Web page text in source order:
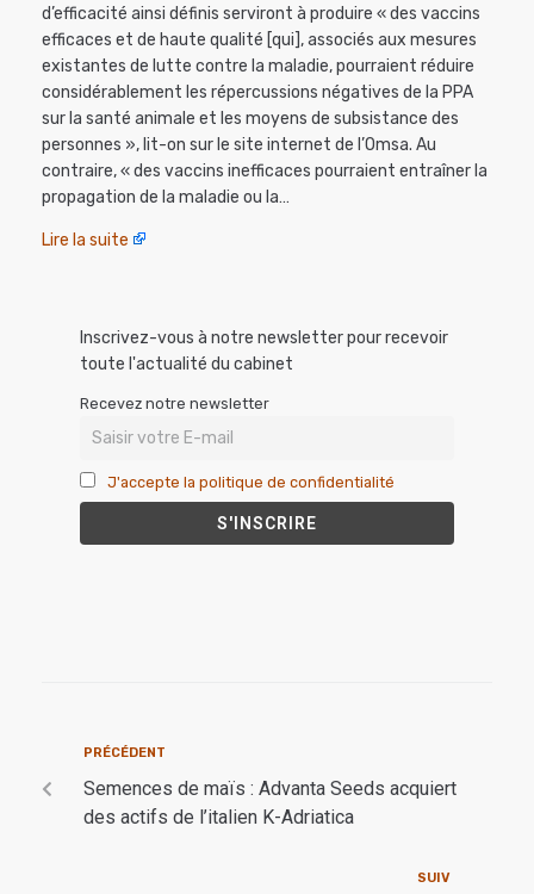
d’efficacité ainsi définis serviront à produire « des vaccins
efficaces et de haute qualité [qui], associés aux mesures
existantes de lutte contre la maladie, pourraient réduire
considérablement les répercussions négatives de la PPA
sur la santé animale et les moyens de subsistance des
personnes », lit-on sur le site internet de l’Omsa. Au
contraire, « des vaccins inefficaces pourraient entraîner la
propagation de la maladie ou la…
Lire la suite
Inscrivez-vous à notre newsletter pour recevoir
toute l'actualité du cabinet
Recevez notre newsletter
J'accepte la politique de confidentialité
PRÉCÉDENT
Semences de maïs : Advanta Seeds acquiert
des actifs de l’italien K-Adriatica
SUIV